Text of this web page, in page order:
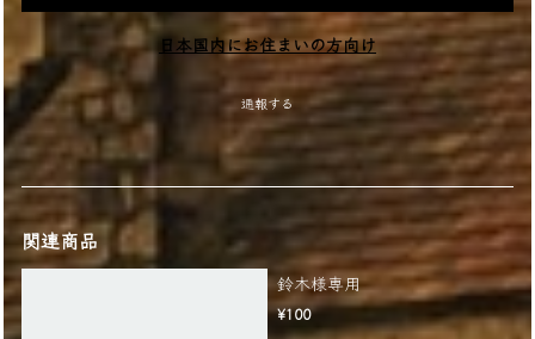
日本国内にお住まいの方向け
通報する
関連商品
鈴木様専用
¥100